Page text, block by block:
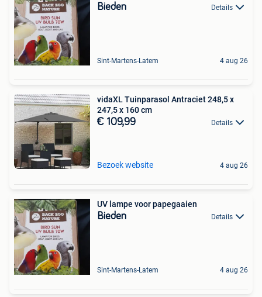
Bieden Details
Sint-Martens-Latem 4 aug 26
vidaXL Tuinparasol Antraciet 248,5 x
247,5 x 160 cm
€ 109,99 Details
Bezoek website 4 aug 26
UV lampe voor papegaaien
Bieden Details
Sint-Martens-Latem 4 aug 26